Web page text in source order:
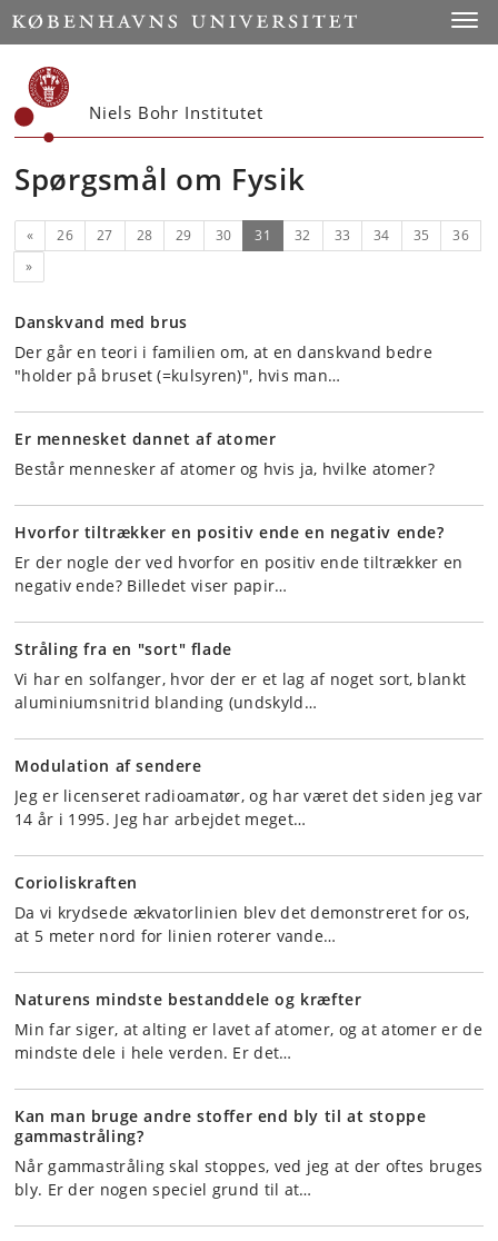
Start
Niels Bohr Institutet
Spørgsmål om Fysik
Forrige
« 26 27 28 29 30 31 (nuværende)
32 33 34 35
36
Næste
»
Danskvand med brus
Der går en teori i familien om, at en danskvand bedre
"holder på bruset (=kulsyren)", hvis man…
Er mennesket dannet af atomer
Består mennesker af atomer og hvis ja, hvilke atomer?
Hvorfor tiltrækker en positiv ende en negativ ende?
Er der nogle der ved hvorfor en positiv ende tiltrækker en
negativ ende? Billedet viser papir…
Stråling fra en "sort" flade
Vi har en solfanger, hvor der er et lag af noget sort, blankt
aluminiumsnitrid blanding (undskyld…
Modulation af sendere
Jeg er licenseret radioamatør, og har været det siden jeg var
14 år i 1995. Jeg har arbejdet meget…
Corioliskraften
Da vi krydsede ækvatorlinien blev det demonstreret for os,
at 5 meter nord for linien roterer vande…
Naturens mindste bestanddele og kræfter
Min far siger, at alting er lavet af atomer, og at atomer er de
mindste dele i hele verden. Er det…
Kan man bruge andre stoffer end bly til at stoppe
gammastråling?
Når gammastråling skal stoppes, ved jeg at der oftes bruges
bly. Er der nogen speciel grund til at…